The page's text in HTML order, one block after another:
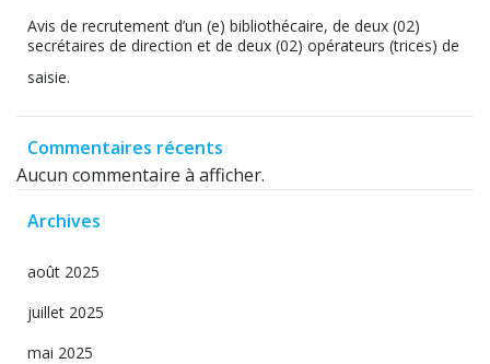
Avis de recrutement d’un (e) bibliothécaire, de deux (02)
secrétaires de direction et de deux (02) opérateurs (trices) de
saisie.
Commentaires récents
Aucun commentaire à afficher.
Archives
août 2025
juillet 2025
mai 2025